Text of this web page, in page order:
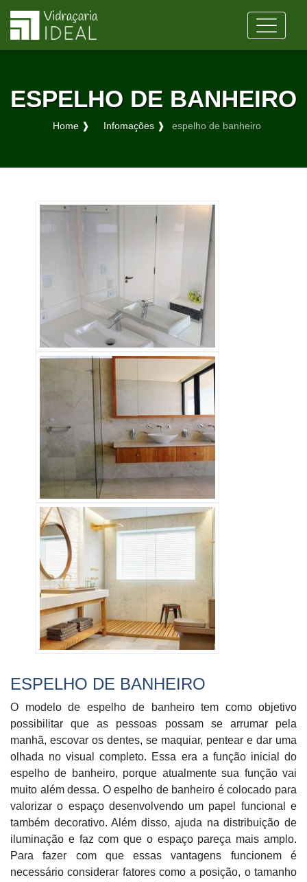
ESPELHO DE BANHEIRO
Home ❱ Infomações ❱ espelho de banheiro
ESPELHO DE BANHEIRO
O modelo de espelho de banheiro tem como objetivo
possibilitar que as pessoas possam se arrumar pela
manhã, escovar os dentes, se maquiar, pentear e dar uma
olhada no visual completo. Essa era a função inicial do
espelho de banheiro, porque atualmente sua função vai
muito além dessa. O espelho de banheiro é colocado para
valorizar o espaço desenvolvendo um papel funcional e
também decorativo. Além disso, ajuda na distribuição de
iluminação e faz com que o espaço pareça mais amplo.
Para fazer com que essas vantagens funcionem é
necessário considerar fatores como a posição, o tamanho